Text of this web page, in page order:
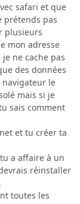
safari et que
prétends pas
plusieurs
mon adresse
ne cache pas
des données
navigateur le
mais si je
sais comment
et tu créer ta
a affaire à un
réinstaller
toutes les